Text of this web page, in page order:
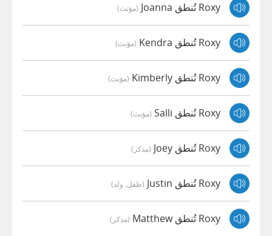
Roxy تُنطق Joanna (مؤنث)
Roxy تُنطق Kendra (مؤنث)
Roxy تُنطق Kimberly (مؤنث)
Roxy تُنطق Salli (مؤنث)
Roxy تُنطق Joey (مذكر)
Roxy تُنطق Justin (طفل, ولد)
Roxy تُنطق Matthew (مذكر)